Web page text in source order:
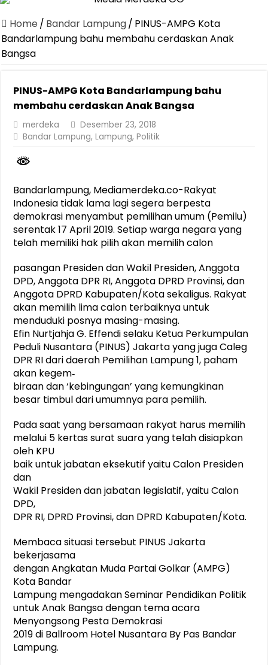
Dirut Jasa Raharja Dampingi Wamenhub Tinjau Penanganan
Pastikan Pelayanan Maksimal, Direksi Jasa Raharja Tinjau Korban
Dirut Jasa Raharja Dampingi Wamenhub Tinjau Penanganan
Gelar Audiensi, Jasa Raharja dan Kementerian PANRB Perkuat
Jasa Raharja dan Korlantas Polri Ajak Masyarakat Akhiri Lawan
FLLAJ Kabupaten Tanggamus Perkuat Sinergi Keselamatan Lalu
Home / Bandar Lampung/ PINUS-AMPG Kota
Bandarlampung bahu membahu cerdaskan Anak
Bangsa
PINUS-AMPG Kota Bandarlampung bahu
membahu cerdaskan Anak Bangsa
merdeka
Desember 23, 2018
Bandar Lampung,Lampung,Politik
Bandarlampung, Mediamerdeka.co-Rakyat
Indonesia tidak lama lagi segera berpesta
demokrasi menyambut pemilihan umum (Pemilu)
serentak 17 April 2019. Setiap warga negara yang
telah memiliki hak pilih akan memilih calon
pasangan Presiden dan Wakil Presiden, Anggota
DPD, Anggota DPR RI, Anggota DPRD Provinsi, dan
Anggota DPRD Kabupaten/Kota sekaligus. Rakyat
akan memilih lima calon terbaiknya untuk
menduduki posnya masing-masing.
Efin Nurtjahja G. Effendi selaku Ketua Perkumpulan
Peduli Nusantara (PINUS) Jakarta yang juga Caleg
DPR RI dari daerah Pemilihan Lampung 1, paham
akan kegem‐
biraan dan ‘kebingungan’ yang kemungkinan
besar timbul dari umumnya para pemilih.
Pada saat yang bersamaan rakyat harus memilih
melalui 5 kertas surat suara yang telah disiapkan
oleh KPU
baik untuk jabatan eksekutif yaitu Calon Presiden
dan
Wakil Presiden dan jabatan legislatif, yaitu Calon
DPD,
DPR RI, DPRD Provinsi, dan DPRD Kabupaten/Kota.
Membaca situasi tersebut PINUS Jakarta
bekerjasama
dengan Angkatan Muda Partai Golkar (AMPG)
Kota Bandar
Lampung mengadakan Seminar Pendidikan Politik
untuk Anak Bangsa dengan tema acara
Menyongsong Pesta Demokrasi
2019 di Ballroom Hotel Nusantara By Pas Bandar
Lampung.